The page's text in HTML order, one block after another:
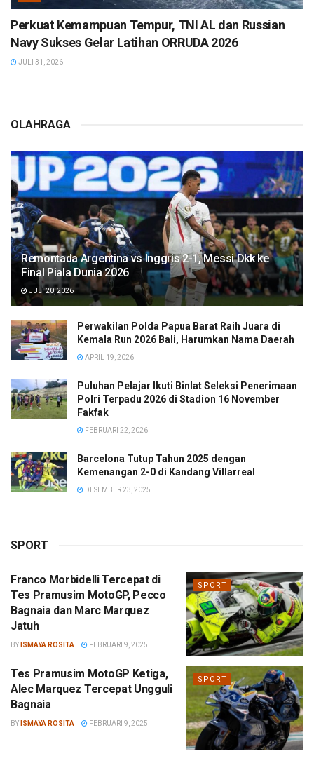
Perkuat Kemampuan Tempur, TNI AL dan Russian
Navy Sukses Gelar Latihan ORRUDA 2026
JULI 31, 2026
OLAHRAGA
Remontada Argentina vs Inggris 2-1, Messi Dkk ke
Final Piala Dunia 2026
JULI 20, 2026
Perwakilan Polda Papua Barat Raih Juara di
Kemala Run 2026 Bali, Harumkan Nama Daerah
APRIL 19, 2026
Puluhan Pelajar Ikuti Binlat Seleksi Penerimaan
Polri Terpadu 2026 di Stadion 16 November
Fakfak
FEBRUARI 22, 2026
Barcelona Tutup Tahun 2025 dengan
Kemenangan 2-0 di Kandang Villarreal
DESEMBER 23, 2025
SPORT
SPORT
Franco Morbidelli Tercepat di
Tes Pramusim MotoGP, Pecco
Bagnaia dan Marc Marquez
Jatuh
BY ISMAYA ROSITA FEBRUARI 9, 2025
SPORT
Tes Pramusim MotoGP Ketiga,
Alec Marquez Tercepat Ungguli
Bagnaia
BY ISMAYA ROSITA FEBRUARI 9, 2025